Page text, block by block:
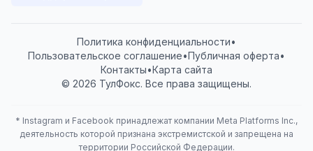
Политика конфиденциальности•
Пользовательское соглашение•Публичная оферта•
Контакты•Карта сайта
© 2026 ТулФокс. Все права защищены.
* Instagram и Facebook принадлежат компании Meta Platforms Inc.,
деятельность которой признана экстремистской и запрещена на
территории Российской Федерации.